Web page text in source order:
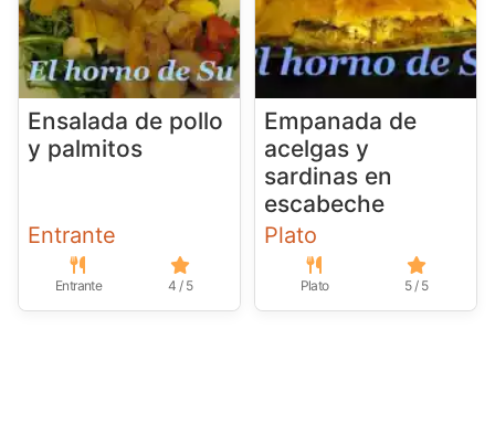
Ensalada de pollo
y palmitos
Entrante
Entrante 4 / 5
Empanada de
acelgas y
sardinas en
escabeche
Plato
Plato 5 / 5